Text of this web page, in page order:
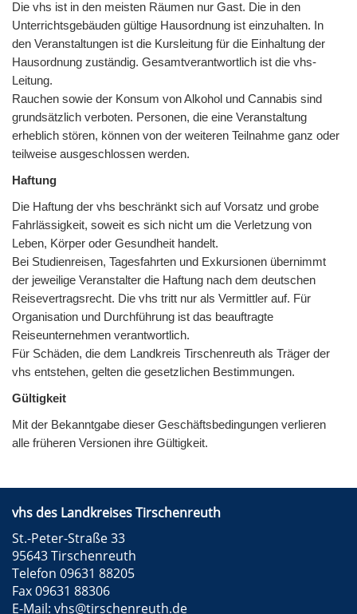
Die vhs ist in den meisten Räumen nur Gast. Die in den
Unterrichtsgebäuden gültige Hausordnung ist einzuhalten. In
den Veranstaltungen ist die Kursleitung für die Einhaltung der
Hausordnung zuständig. Gesamtverantwortlich ist die vhs-
Leitung.
Rauchen sowie der Konsum von Alkohol und Cannabis sind
grundsätzlich verboten. Personen, die eine Veranstaltung
erheblich stören, können von der weiteren Teilnahme ganz oder
teilweise ausgeschlossen werden.
Haftung
Die Haftung der vhs beschränkt sich auf Vorsatz und grobe
Fahrlässigkeit, soweit es sich nicht um die Verletzung von
Leben, Körper oder Gesundheit handelt.
Bei Studienreisen, Tagesfahrten und Exkursionen übernimmt
der jeweilige Veranstalter die Haftung nach dem deutschen
Reisevertragsrecht. Die vhs tritt nur als Vermittler auf. Für
Organisation und Durchführung ist das beauftragte
Reiseunternehmen verantwortlich.
Für Schäden, die dem Landkreis Tirschenreuth als Träger der
vhs entstehen, gelten die gesetzlichen Bestimmungen.
Gültigkeit
Mit der Bekanntgabe dieser Geschäftsbedingungen verlieren
alle früheren Versionen ihre Gültigkeit.
vhs des Landkreises Tirschenreuth
St.-Peter-Straße 33
95643 Tirschenreuth
Telefon 09631 88205
Fax 09631 88306
E-Mail: vhs@tirschenreuth.de